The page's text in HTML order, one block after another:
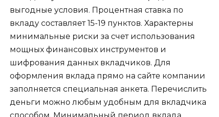
выгодные условия. Процентная ставка по
вкладу составляет 15-19 пунктов. Характерны
минимальные риски за счет использования
мощных финансовых инструментов и
шифрования данных вкладчиков. Для
оформления вклада прямо на сайте компании
заполняется специальная анкета. Перечислить
деньги можно любым удобным для вкладчика
способом. Минимальный период вклада